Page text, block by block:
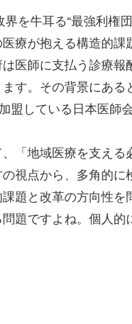
を牛耳る“最強利権
療が抱える構造的課
医師に支払う診療報
す。その背景にある
盟している日本医師
「地域医療を支える
視点から、多角的に
題と改革の方向性を
題ですよね。個人的